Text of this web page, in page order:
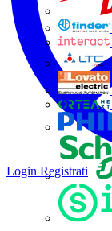
Login Registrati